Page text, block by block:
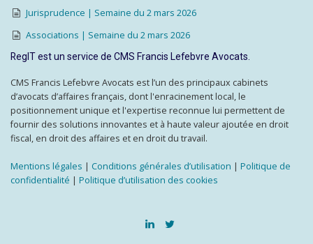
Jurisprudence | Semaine du 2 mars 2026
Associations | Semaine du 2 mars 2026
RegIT est un service de CMS Francis Lefebvre Avocats.
CMS Francis Lefebvre Avocats est l’un des principaux cabinets
d’avocats d’affaires français, dont l'enracinement local, le
positionnement unique et l'expertise reconnue lui permettent de
fournir des solutions innovantes et à haute valeur ajoutée en droit
fiscal, en droit des affaires et en droit du travail.
Mentions légales | Conditions générales d’utilisation | Politique de
confidentialité | Politique d’utilisation des cookies